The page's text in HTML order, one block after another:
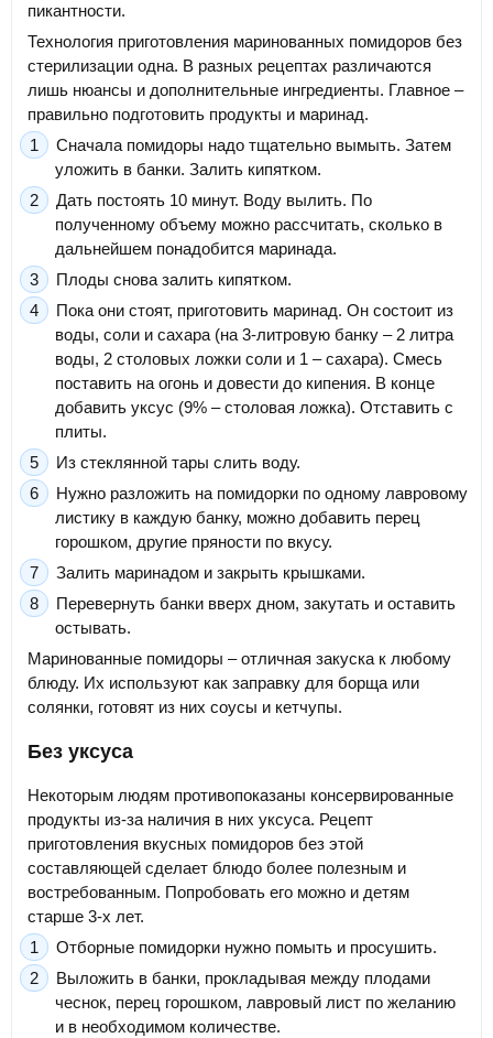
пикантности.
Технология приготовления маринованных помидоров без
стерилизации одна. В разных рецептах различаются
лишь нюансы и дополнительные ингредиенты. Главное –
правильно подготовить продукты и маринад.
Сначала помидоры надо тщательно вымыть. Затем
уложить в банки. Залить кипятком.
Дать постоять 10 минут. Воду вылить. По
полученному объему можно рассчитать, сколько в
дальнейшем понадобится маринада.
Плоды снова залить кипятком.
Пока они стоят, приготовить маринад. Он состоит из
воды, соли и сахара (на 3-литровую банку – 2 литра
воды, 2 столовых ложки соли и 1 – сахара). Смесь
поставить на огонь и довести до кипения. В конце
добавить уксус (9% – столовая ложка). Отставить с
плиты.
Из стеклянной тары слить воду.
Нужно разложить на помидорки по одному лавровому
листику в каждую банку, можно добавить перец
горошком, другие пряности по вкусу.
Залить маринадом и закрыть крышками.
Перевернуть банки вверх дном, закутать и оставить
остывать.
Маринованные помидоры – отличная закуска к любому
блюду. Их используют как заправку для борща или
солянки, готовят из них соусы и кетчупы.
Без уксуса
Некоторым людям противопоказаны консервированные
продукты из-за наличия в них уксуса. Рецепт
приготовления вкусных помидоров без этой
составляющей сделает блюдо более полезным и
востребованным. Попробовать его можно и детям
старше 3-х лет.
Отборные помидорки нужно помыть и просушить.
Выложить в банки, прокладывая между плодами
чеснок, перец горошком, лавровый лист по желанию
и в необходимом количестве.